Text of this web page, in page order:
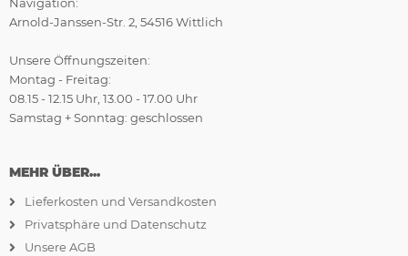
Navigation:
Arnold-Janssen-Str. 2, 54516 Wittlich
Unsere Öffnungszeiten:
Montag - Freitag:
08.15 - 12.15 Uhr, 13.00 - 17.00 Uhr
Samstag + Sonntag: geschlossen
MEHR ÜBER...
Lieferkosten und Versandkosten
Privatsphäre und Datenschutz
Unsere AGB